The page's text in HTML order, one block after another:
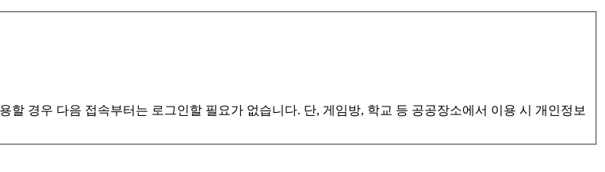
경우 다음 접속부터는 로그인할 필요가 없습니다. 단, 게임방, 학교 등 공공장소에서 이용 시 개인정보